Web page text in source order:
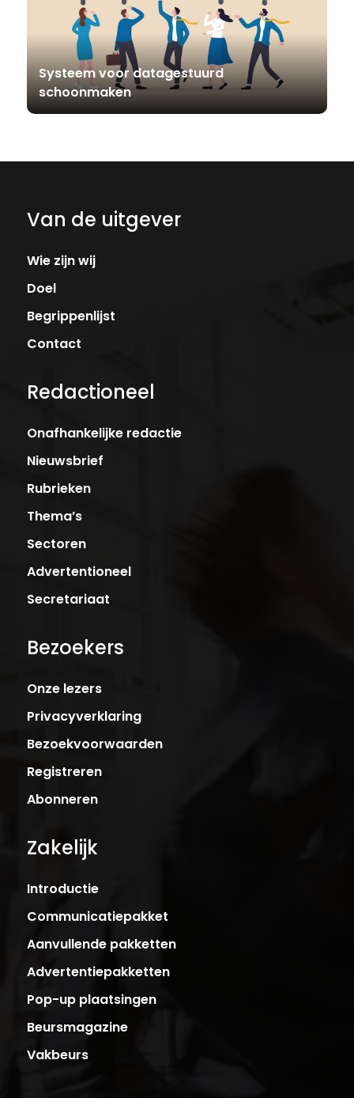
Systeem voor datagestuurd
schoonmaken
Van de uitgever
Wie zijn wij
Doel
Begrippenlijst
Contact
Redactioneel
Onafhankelijke redactie
Nieuwsbrief
Rubrieken
Thema’s
Sectoren
Advertentioneel
Secretariaat
Bezoekers
Onze lezers
Privacyverklaring
Bezoekvoorwaarden
Registreren
Abonneren
Zakelijk
Introductie
Communicatiepakket
Aanvullende pakketten
Advertentiepakketten
Pop-up plaatsingen
Beursmagazine
Vakbeurs